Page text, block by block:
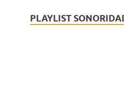
PLAYLIST